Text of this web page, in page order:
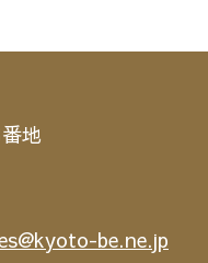
地
be.ne.jp